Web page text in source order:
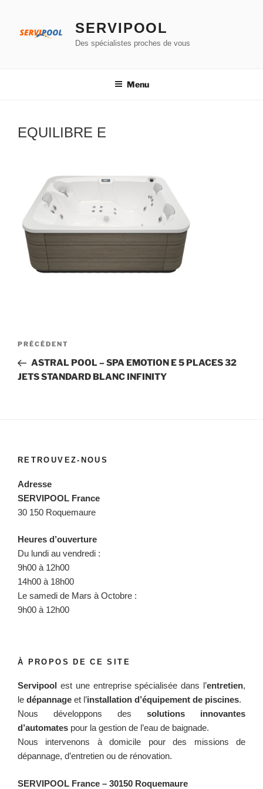
contenu
SERVIPOOL
Des spécialistes proches de vous
Menu
EQUILIBRE E
Navigation
l’article
Article
précédent
PRÉCÉDENT
ASTRAL POOL – SPA EMOTION E 5 PLACES 32
JETS STANDARD BLANC INFINITY
RETROUVEZ-NOUS
Adresse
SERVIPOOL France
30 150 Roquemaure
Heures d’ouverture
Du lundi au vendredi :
9h00 à 12h00
14h00 à 18h00
Le samedi de Mars à Octobre :
9h00 à 12h00
À PROPOS DE CE SITE
Servipool est une entreprise spécialisée dans l’entretien,
le dépannage et l’installation d’équipement de piscines.
Nous développons des solutions innovantes
d’automates pour la gestion de l’eau de baignade.
Nous intervenons à domicile pour des missions de
dépannage, d’entretien ou de rénovation.
SERVIPOOL France – 30150 Roquemaure